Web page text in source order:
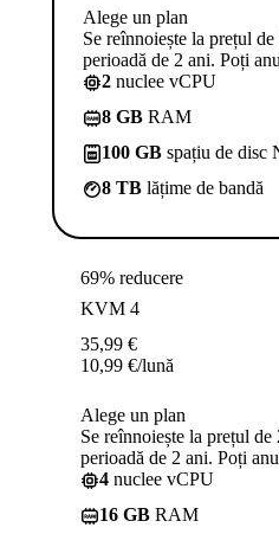
Alege un plan
Se reînnoiește la prețul
perioadă de 2 ani. Poți
2 nuclee vCPU
8 GB RAM
100 GB spațiu de disc
8 TB lățime de bandă
69% reducere
KVM 4
35,99 €
10,99 €/lună
Alege un plan
Se reînnoiește la prețul
perioadă de 2 ani. Poți
4 nuclee vCPU
16 GB RAM